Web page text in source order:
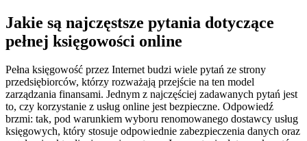
Jakie są najczęstsze pytania dotyczące
pełnej księgowości online
Pełna księgowość przez Internet budzi wiele pytań ze strony
przedsiębiorców, którzy rozważają przejście na ten model
zarządzania finansami. Jednym z najczęściej zadawanych pytań jest
to, czy korzystanie z usług online jest bezpieczne. Odpowiedź
brzmi: tak, pod warunkiem wyboru renomowanego dostawcy usług
księgowych, który stosuje odpowiednie zabezpieczenia danych oraz